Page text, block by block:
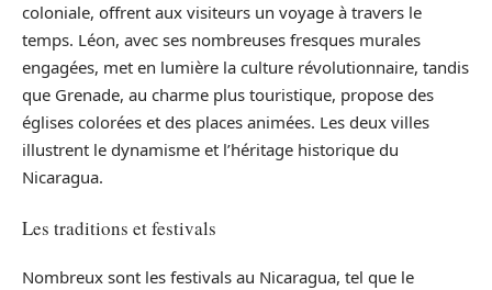
coloniale, offrent aux visiteurs un voyage à travers le
temps. Léon, avec ses nombreuses fresques murales
engagées, met en lumière la culture révolutionnaire, tandis
que Grenade, au charme plus touristique, propose des
églises colorées et des places animées. Les deux villes
illustrent le dynamisme et l’héritage historique du
Nicaragua.
Les traditions et festivals
Nombreux sont les festivals au Nicaragua, tel que le